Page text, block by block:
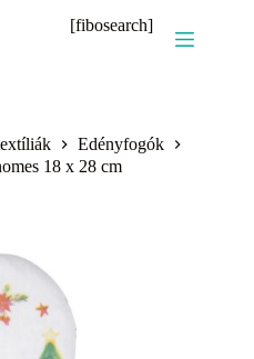
[fibosearch]
Edényfogók
18 x 28 cm